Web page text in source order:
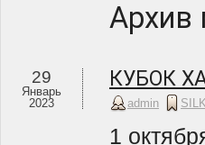
Архив
29
Январь
2023
КУБОК
admin
1